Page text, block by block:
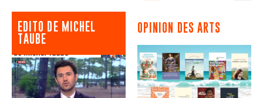
EDITO DE MICHEL
TAUBE
OPINION DES ARTS